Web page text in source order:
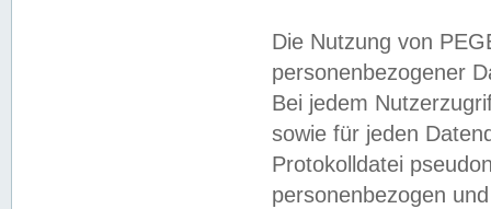
Die Nutzung von
personenbezogener
Bei jedem
sowie für jeden
Protokolldatei
personenbezogen